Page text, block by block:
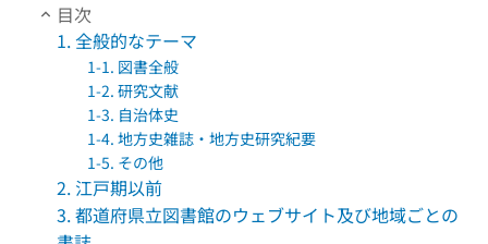
目次
1. 全般的なテーマ
1-1. 図書全般
1-2. 研究文献
1-3. 自治体史
1-4. 地方史雑誌・地方史研究紀要
1-5. その他
2. 江戸期以前
3. 都道府県立図書館のウェブサイト及び地域ごとの